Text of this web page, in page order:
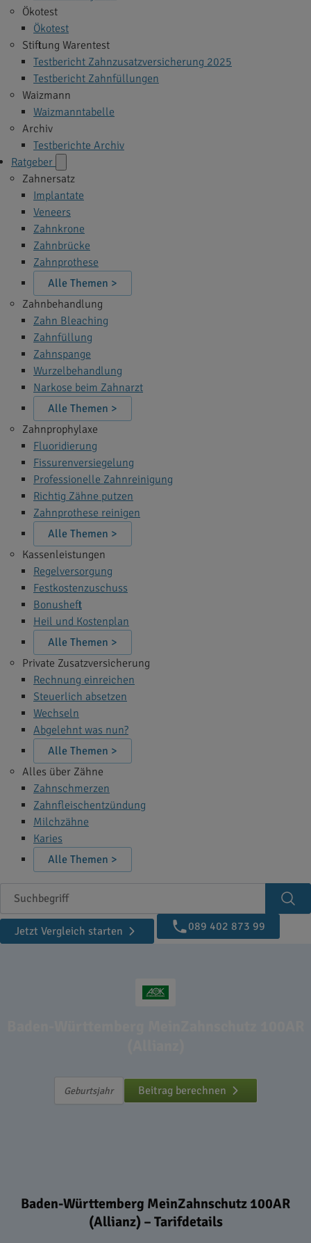
Ökotest
Ökotest
Stiftung Warentest
Testbericht Zahnzusatzversicherung 2025
Testbericht Zahnfüllungen
Waizmann
Waizmanntabelle
Archiv
Testberichte Archiv
Ratgeber
Zahnersatz
Implantate
Veneers
Zahnkrone
Zahnbrücke
Zahnprothese
Alle Themen >
Zahnbehandlung
Zahn Bleaching
Zahnfüllung
Zahnspange
Wurzelbehandlung
Narkose beim Zahnarzt
Alle Themen >
Zahnprophylaxe
Fluoridierung
Fissurenversiegelung
Professionelle Zahnreinigung
Richtig Zähne putzen
Zahnprothese reinigen
Alle Themen >
Kassenleistungen
Regelversorgung
Festkostenzuschuss
Bonusheft
Heil und Kostenplan
Alle Themen >
Private Zusatzversicherung
Rechnung einreichen
Steuerlich absetzen
Wechseln
Abgelehnt was nun?
Alle Themen >
Alles über Zähne
Zahnschmerzen
Zahnfleischentzündung
Milchzähne
Karies
Alle Themen >
Suchbegriff
Jetzt Vergleich starten
089 402 873 99
Beitrag berechnen
Baden-Württemberg MeinZahnschutz 100AR
(Allianz) – Tarifdetails